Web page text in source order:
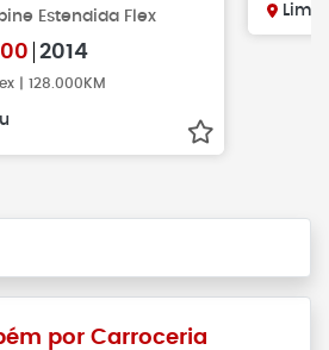
Estendida Flex
2014
| 128.000KM
por Carroceria